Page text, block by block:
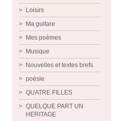
Loisirs
Ma guitare
Mes poèmes
Musique
Nouvelles et textes brefs
poésie
QUATRE FILLES
QUELQUE PART UN
HERITAGE